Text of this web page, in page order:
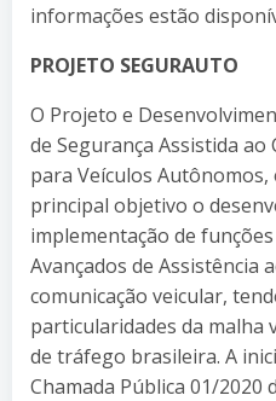
informações estão
PROJETO SEGURAUTO
O Projeto e
de Segurança Assistida
para Veículos
principal objetivo o
implementação de funções
Avançados de Assistência
comunicação veicular,
particularidades da
de tráfego brasileira. A
Chamada Pública 01/2020